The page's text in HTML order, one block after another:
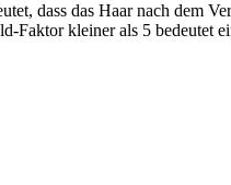
dass das Haar nach dem
Faktor kleiner als 5 bedeutet